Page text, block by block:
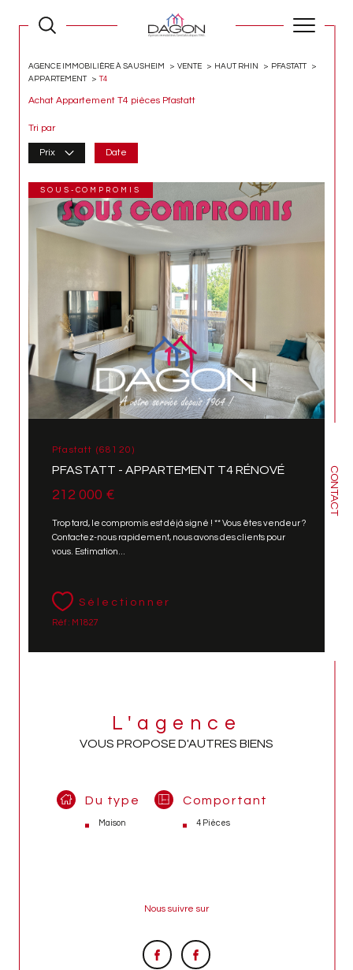
CONTACT
AGENCE IMMOBILIÈRE À SAUSHEIM VENTE HAUT RHIN
PFASTATT
APPARTEMENT
T4
Achat Appartement T4 pièces Pfastatt
Tri par
Prix Date
Pfastatt (68120)
PFASTATT - APPARTEMENT T4 RÉNOVÉ
212 000 €
Trop tard, le compromis est déjà signé ! ** Vous êtes vendeur ?
Contactez-nous rapidement, nous avons des clients pour
vous. Estimation...
Sélectionner
Réf : M1827
SOUS-COMPROMIS
L'agence
VOUS PROPOSE D'AUTRES BIENS
Du type
Maison
Comportant
4 Pièces
Nous suivre sur